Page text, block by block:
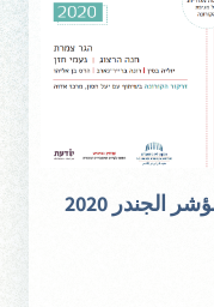
أسدي، ورجاء بكريّة،
نظر نسويّة. يقدّم
لعدد من الاعمال
ترجمتها خصيصا لهذا
الجندر 2020